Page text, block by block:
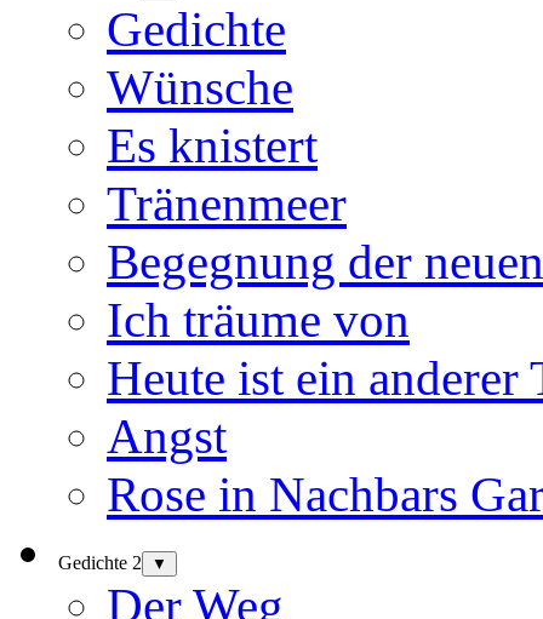
Gedichte
Wünsche
Es knistert
Tränenmeer
Begegnung der
Ich träume von
Heute ist ein anderer
Angst
Rose in Nachbars
Gedichte 2 ▼
Der Weg